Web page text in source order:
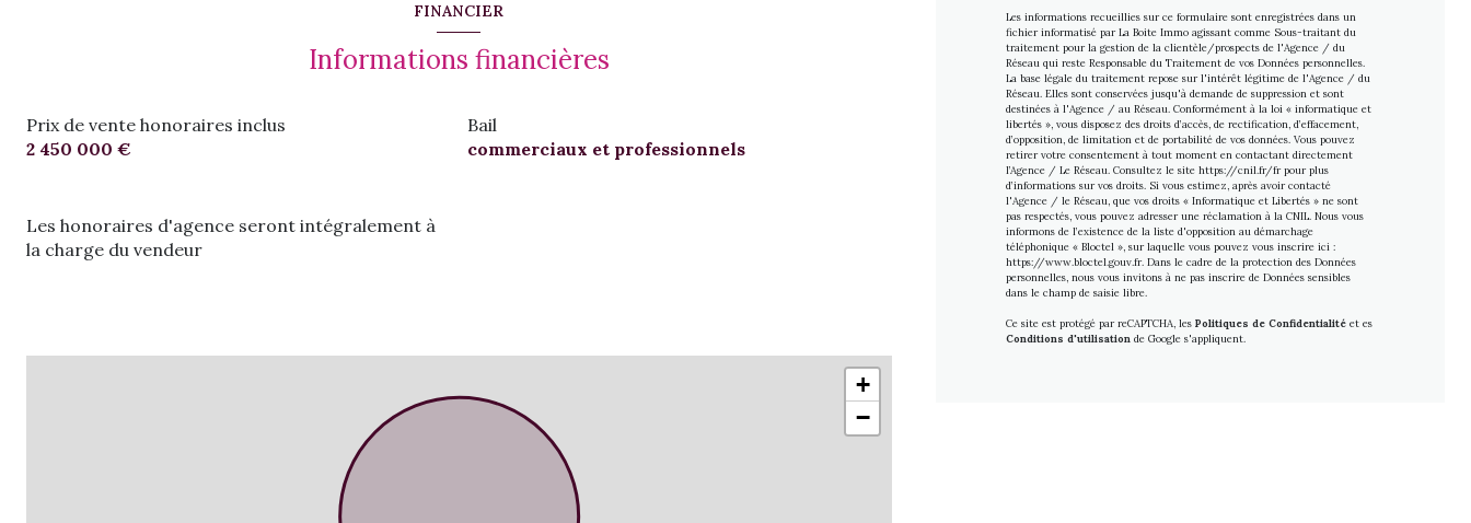
FINANCIER
Informations financières
Prix de vente honoraires inclus
2 450 000 €
Les honoraires d'agence seront intégralement à
la charge du vendeur
Bail
commerciaux et professionnels
+
−
Les informations recueillies sur ce formulaire sont enregistrées dans un
fichier informatisé par La Boite Immo agissant comme Sous-traitant du
traitement pour la gestion de la clientèle/prospects de l'Agence / du
Réseau qui reste Responsable du Traitement de vos Données personnelles.
La base légale du traitement repose sur l'intérêt légitime de l'Agence / du
Réseau. Elles sont conservées jusqu'à demande de suppression et sont
destinées à l'Agence / au Réseau. Conformément à la loi « informatique et
libertés », vous disposez des droits d’accès, de rectification, d’effacement,
d’opposition, de limitation et de portabilité de vos données. Vous pouvez
retirer votre consentement à tout moment en contactant directement
l’Agence / Le Réseau. Consultez le site https://cnil.fr/frpour plus
d’informations sur vos droits. Si vous estimez, après avoir contacté
l'Agence / le Réseau, que vos droits « Informatique et Libertés » ne sont
pas respectés, vous pouvez adresser une réclamation à la CNIL. Nous vous
informons de l’existence de la liste d'opposition au démarchage
téléphonique « Bloctel », sur laquelle vous pouvez vous inscrire ici :
https://www.bloctel.gouv.fr. Dans le cadre de la protection des Données
personnelles, nous vous invitons à ne pas inscrire de Données sensibles
dans le champ de saisie libre.
Ce site est protégé par reCAPTCHA, les Politiques de Confidentialitéet es
Conditions d'utilisationde Google s'appliquent.